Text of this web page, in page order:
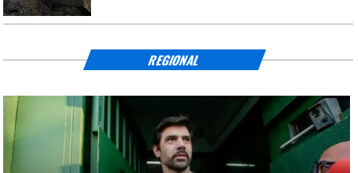
REGIONAL